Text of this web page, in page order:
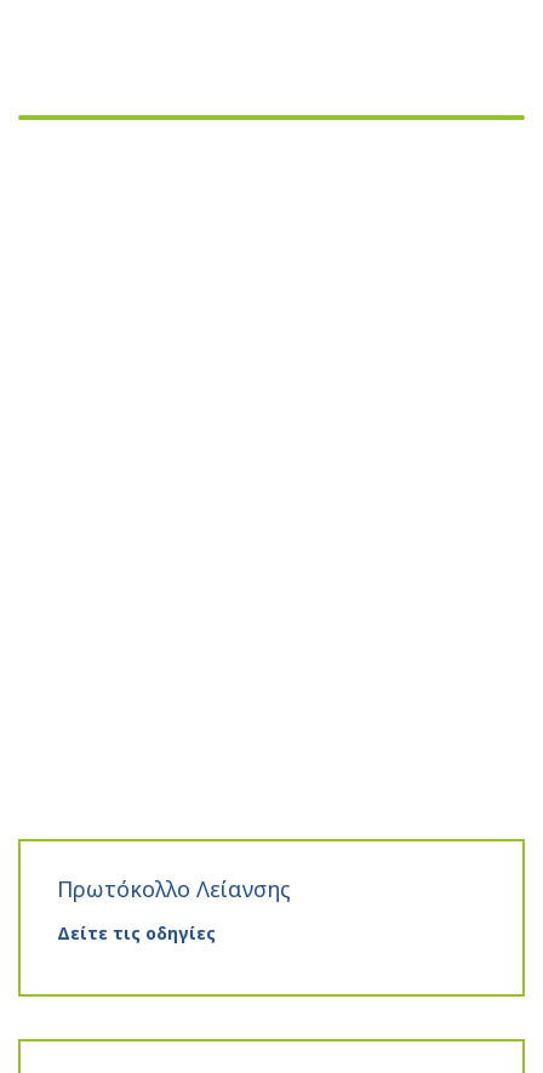
Πρωτόκολλο Λείανσης
Δείτε τις οδηγίες